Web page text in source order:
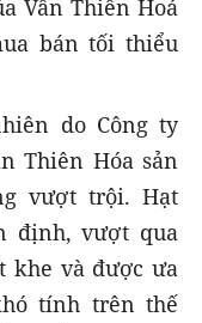
Vân Thiên Hoá
bán tối thiểu
do Công ty
Thiên Hóa sản
vượt trội. Hạt
định, vượt qua
khe và được ưa
tính trên thế